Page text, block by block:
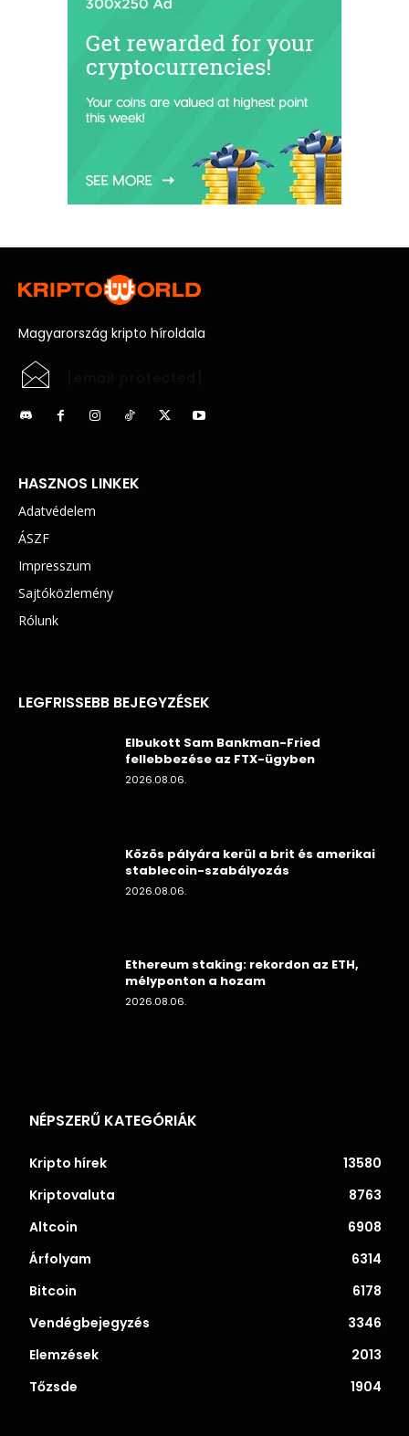
Magyarország kripto híroldala
HASZNOS LINKEK
Adatvédelem
ÁSZF
Impresszum
Sajtóközlemény
Rólunk
LEGFRISSEBB BEJEGYZÉSEK
Elbukott Sam Bankman-Fried
fellebbezése az FTX-ügyben
2026.08.06.
Közös pályára kerül a brit és amerikai
stablecoin-szabályozás
2026.08.06.
Ethereum staking: rekordon az ETH,
mélyponton a hozam
2026.08.06.
NÉPSZERŰ KATEGÓRIÁK
Kripto hírek
13580
Kriptovaluta
8763
Altcoin
6908
Árfolyam
6314
Bitcoin
6178
Vendégbejegyzés
3346
Elemzések
2013
Tőzsde
1904